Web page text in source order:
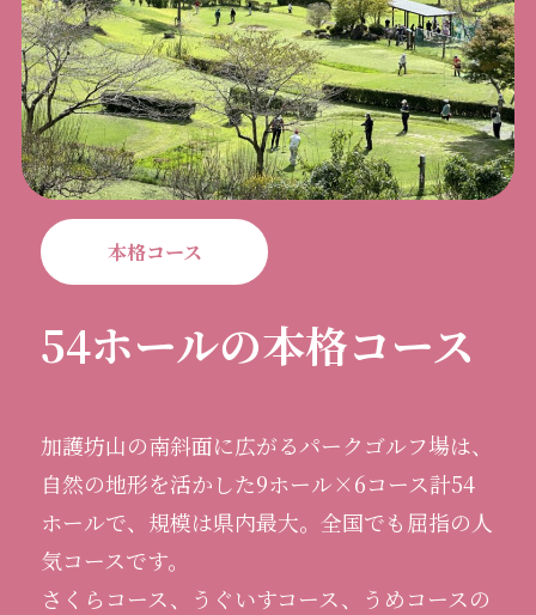
本格コース
54ホールの本格コース
加護坊山の南斜面に広がるパークゴルフ場は、
自然の地形を活かした9ホール×6コース計54
ホールで、規模は県内最大。全国でも屈指の人
気コースです。
さくらコース、うぐいすコース、うめコースの